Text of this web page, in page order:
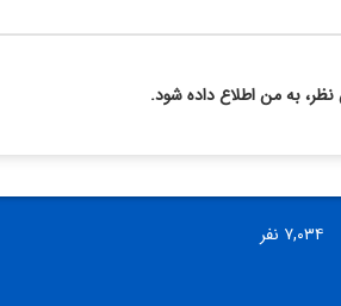
نظر، به من اطلاع داده شود.
۷,۰۳۴ نفر